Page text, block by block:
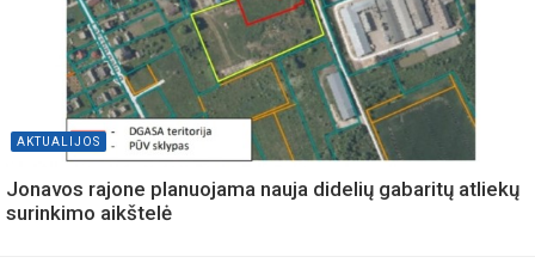
AKTUALIJOS
Jonavos rajone planuojama nauja didelių gabaritų atliekų
surinkimo aikštelė